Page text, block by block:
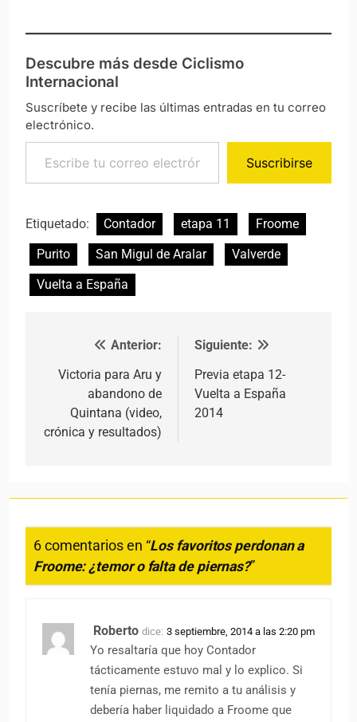
Descubre más desde Ciclismo
Internacional
Suscríbete y recibe las últimas entradas en tu correo
electrónico.
Escribe tu correo electrónico…
Suscribirse
Etiquetado: Contador etapa 11
Froome
Purito
San Migul de Aralar
Valverde
Vuelta a España
Navegación de entradas
Anterior:
Victoria para Aru y
abandono de
Quintana (video,
crónica y resultados)
Siguiente:
Previa etapa 12-
Vuelta a España
2014
6 comentarios en “Los favoritos perdonan a
Froome: ¿temor o falta de piernas?”
Roberto dice: 3 septiembre, 2014 a las 2:20 pm
Yo resaltaría que hoy Contador
tácticamente estuvo mal y lo explico. Si
tenía piernas, me remito a tu análisis y
debería haber liquidado a Froome que